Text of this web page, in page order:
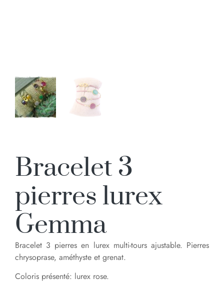
Bracelet 3
pierres lurex
Gemma
Bracelet 3 pierres en lurex multi-tours ajustable. Pierres
chrysoprase, améthyste et grenat.
Coloris présenté: lurex rose.